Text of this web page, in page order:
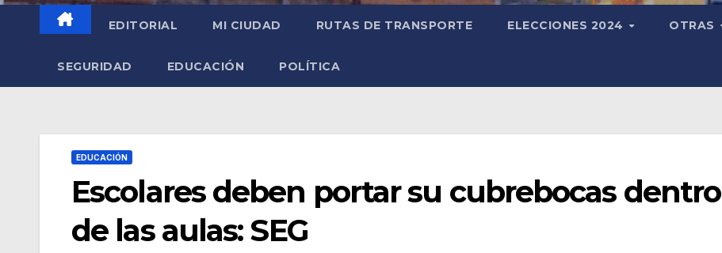
EDITORIAL MI CIUDAD RUTAS DE TRANSPORTE ELECCIONES 2024 OTRAS
SEGURIDAD EDUCACIÓN POLÍTICA
EDUCACIÓN
Escolares deben portar su cubrebocas dentro
de las aulas: SEG